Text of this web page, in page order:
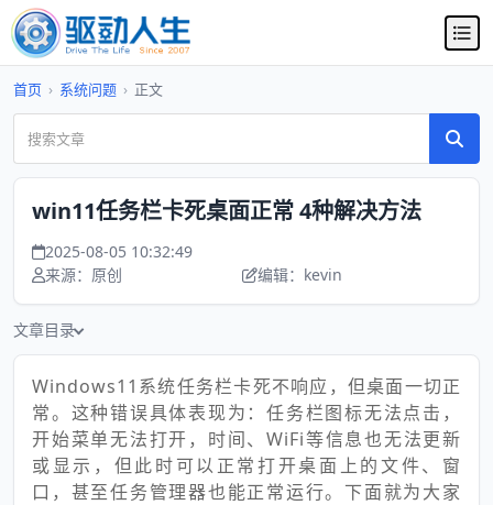
首页 › 系统问题 › 正文
win11任务栏卡死桌面正常 4种解决方法
2025-08-05 10:32:49
来源：原创
编辑：kevin
文章目录
Windows11系统任务栏卡死不响应，但桌面一切正
常。这种错误具体表现为：任务栏图标无法点击，
开始菜单无法打开，时间、WiFi等信息也无法更新
或显示，但此时可以正常打开桌面上的文件、窗
口，甚至任务管理器也能正常运行。下面就为大家